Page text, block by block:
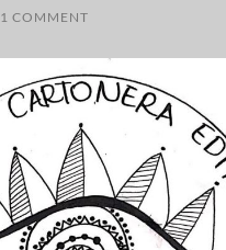
1 COMMENT